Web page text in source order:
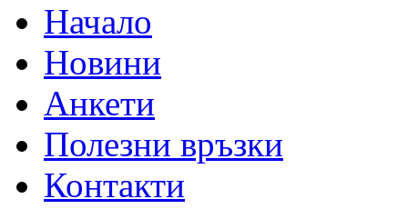
Начало
Новини
Анкети
Полезни връзки
Контакти